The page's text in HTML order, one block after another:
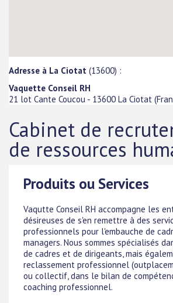
Adresse à La Ciotat (13600) :
Vaquette Conseil RH
21 lot Cante Coucou - 13600 La Ciotat (
Cabinet de
de ressources
Produits ou Services
Vaqutte Conseil RH accompagne les
désireuses de s'en remettre à des
professionnels pour l'embauche de
managers. Nous sommes spécialisés
de cadres et de dirigeants, mais
reclassement professionnel
ou collectif, dans le bilan de
coaching professionnel.